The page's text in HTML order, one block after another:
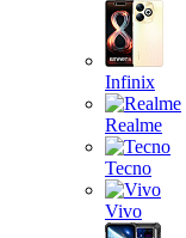
Infinix
Realme
Tecno
Vivo